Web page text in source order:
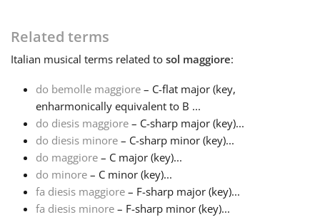
Español
Français
한국어
हिन्दी
Related terms
Italian musical terms related to sol maggiore:
do bemolle maggiore – C-flat major (key,
enharmonically equivalent to B ...
do diesis maggiore – C-sharp major (key)...
do diesis minore – C-sharp minor (key)...
do maggiore – C major (key)...
do minore – C minor (key)...
fa diesis maggiore – F-sharp major (key)...
fa diesis minore – F-sharp minor (key)...